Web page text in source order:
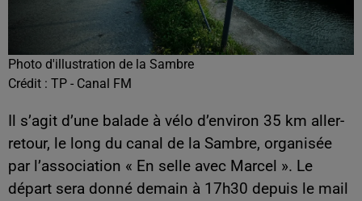
Photo d'illustration de la Sambre
Crédit : TP - Canal FM
Il s’agit d’une balade à vélo d’environ 35 km aller-
retour, le long du canal de la Sambre, organisée
par l’association « En selle avec Marcel ». Le
départ sera donné demain à 17h30 depuis le mail